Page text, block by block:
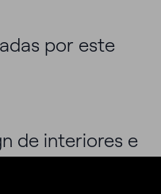
por este
de interiores e